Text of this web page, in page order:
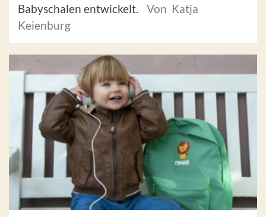
Babyschalen entwickelt.
Von Katja
Keienburg